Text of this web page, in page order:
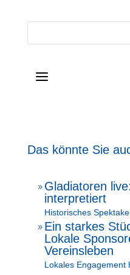
a
Das könnte Sie
9 Gladiatoren
interpretiert
Historisches
9 Ein starkes
Lokale
Vereinsleben
Lokales Engagement